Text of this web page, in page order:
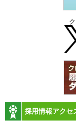
採用情報アクセ